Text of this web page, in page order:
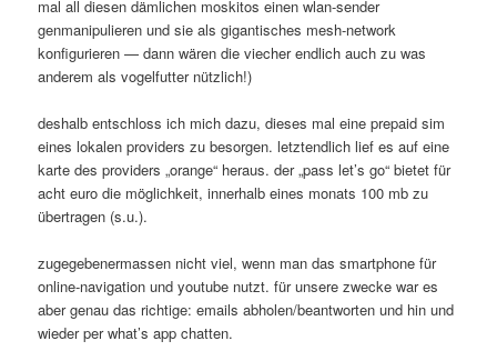
mal all diesen dämlichen moskitos einen wlan-sender
genmanipulieren und sie als gigantisches mesh-network
konfigurieren — dann wären die viecher endlich auch zu was
anderem als vogelfutter nützlich!)
deshalb entschloss ich mich dazu, dieses mal eine prepaid sim
eines lokalen providers zu besorgen. letztendlich lief es auf eine
karte des providers „orange“ heraus. der „pass let’s go“ bietet für
acht euro die möglichkeit, innerhalb eines monats 100 mb zu
übertragen (s.u.).
zugegebenermassen nicht viel, wenn man das smartphone für
online-navigation und youtube nutzt. für unsere zwecke war es
aber genau das richtige: emails abholen/beantworten und hin und
wieder per what’s app chatten.